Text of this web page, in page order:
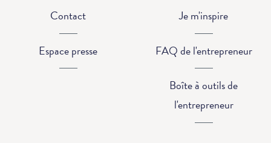
Contact
Espace presse
Je m'inspire
FAQ de l'entrepreneur
Boîte à outils de
l'entrepreneur